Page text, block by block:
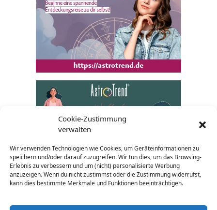
Cookie-Zustimmung
verwalten
Wir verwenden Technologien wie Cookies, um Geräteinformationen zu
speichern und/oder darauf zuzugreifen. Wir tun dies, um das Browsing-
Erlebnis zu verbessern und um (nicht) personalisierte Werbung
anzuzeigen. Wenn du nicht zustimmst oder die Zustimmung widerrufst,
kann dies bestimmte Merkmale und Funktionen beeinträchtigen.